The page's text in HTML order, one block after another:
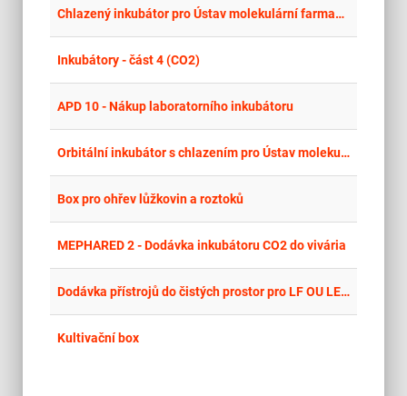
Chlazený inkubátor pro Ústav molekulární farmacie
Inkubátory - část 4 (CO2)
APD 10 - Nákup laboratorního inkubátoru
Orbitální inkubátor s chlazením pro Ústav molekulární farmacie
Box pro ohřev lůžkovin a roztoků
MEPHARED 2 - Dodávka inkubátoru CO2 do vivária
Dodávka přístrojů do čistých prostor pro LF OU LERCO
Kultivační box